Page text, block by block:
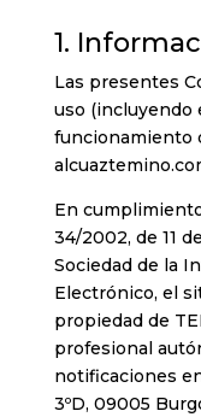
1.
Las presentes
uso (incluyendo
funcionamiento
En
34/2002, de 11
Sociedad de la
Electrónico, el
propiedad de
profesional
notificaciones
3ºD, 09005